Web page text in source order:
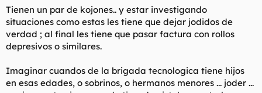
Tienen un par de kojones.. y estar investigando
situaciones como estas les tiene que dejar jodidos de
verdad ; al final les tiene que pasar factura con rollos
depresivos o similares.
Imaginar cuandos de la brigada tecnologica tiene hijos
en esas edades, o sobrinos, o hermanos menores ... joder ...